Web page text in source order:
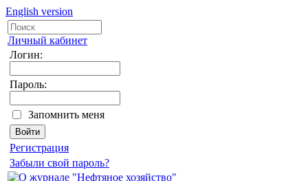
English version
Личный кабинет
Логин:
Пароль:
Запомнить меня
Регистрация
Забыли свой пароль?